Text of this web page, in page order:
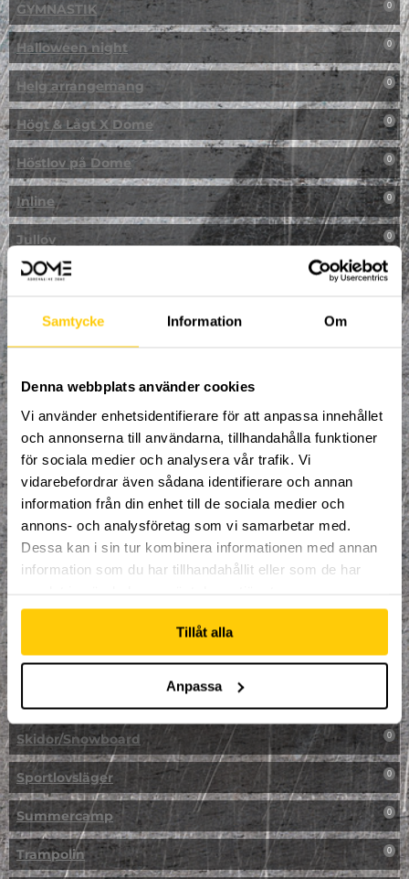
Samtycke Information Om
Denna webbplats använder cookies
Vi använder enhetsidentifierare för att anpassa innehållet
och annonserna till användarna, tillhandahålla funktioner
för sociala medier och analysera vår trafik. Vi
vidarebefordrar även sådana identifierare och annan
information från din enhet till de sociala medier och
annons- och analysföretag som vi samarbetar med.
Dessa kan i sin tur kombinera informationen med annan
information som du har tillhandahållit eller som de har
Tillåt alla
Anpassa
GYMNASTIK 0
Halloween night 0
Helg arrangemang 0
Högt & Lågt X Dome 0
Höstlov på Dome 0
Inline 0
Jullov 0
Kampanj 0
Kickbike
Klättring
LAN
Multisport
Mässa
NPF-Träning
Påsklovsläger
Skidor/Snowboard 0
Sportlovsläger 0
Summercamp 0
Trampolin 0